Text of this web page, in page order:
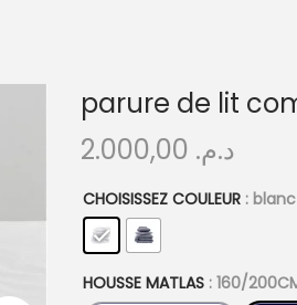
parure de lit
د.م.
CHOISISSEZ COULEUR : blanc
HOUSSE MATLAS : 160/